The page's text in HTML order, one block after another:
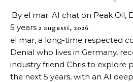
By el mar: AI chat on Peak Oil,
5 years 2 augusti, 2026
el mar, a long-time respected
Denial who lives in Germany,
industry friend Chris to explore
the next 5 years, with an AI